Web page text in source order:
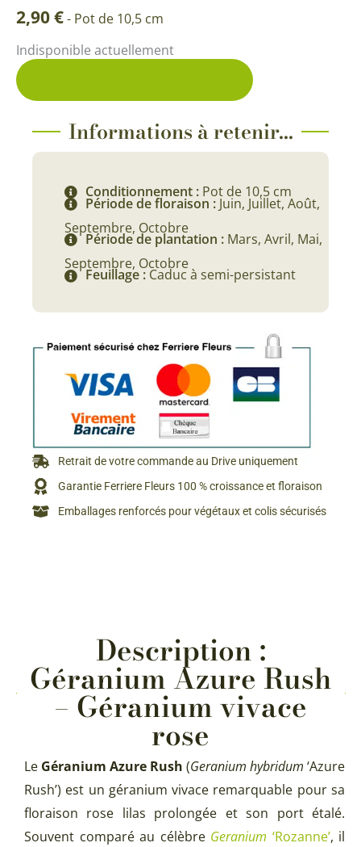
2,90€- Pot de 10,5 cm
Indisponible actuellement
Informations à retenir...
Conditionnement : Pot de 10,5 cm
Période de floraison : Juin, Juillet, Août,
Septembre, Octobre
Période de plantation : Mars, Avril, Mai,
Septembre, Octobre
Feuillage : Caduc à semi-persistant
Retrait de votre commande au Drive uniquement
Garantie Ferriere Fleurs 100 % croissance et floraison
Emballages renforcés pour végétaux et colis sécurisés
Description :
Géranium Azure Rush
– Géranium vivace
rose
Le Géranium Azure Rush (Geranium hybridum ‘Azure
Rush’) est un géranium vivace remarquable pour sa
floraison rose lilas prolongée et son port étalé.
Souvent comparé au célèbre Geranium ‘Rozanne’, il